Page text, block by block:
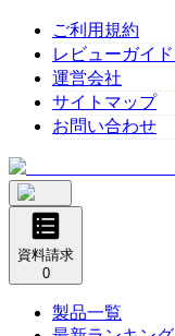
ご利用規約
レビューガイ
運営会社
サイトマップ
お問い合わせ
資料請求
0
製品一覧